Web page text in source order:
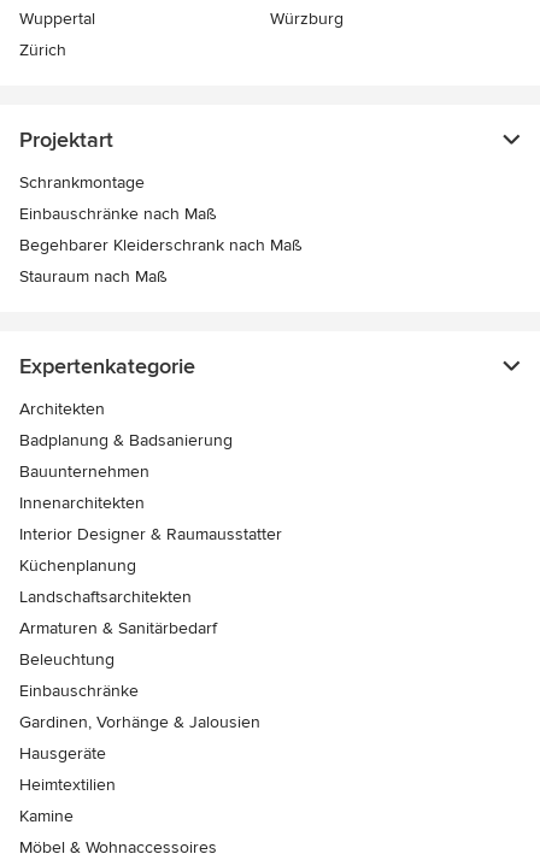
Wuppertal
Würzburg
Zürich
Projektart
Schrankmontage
Einbauschränke nach Maß
Begehbarer Kleiderschrank nach Maß
Stauraum nach Maß
Expertenkategorie
Architekten
Badplanung & Badsanierung
Bauunternehmen
Innenarchitekten
Interior Designer & Raumausstatter
Küchenplanung
Landschaftsarchitekten
Armaturen & Sanitärbedarf
Beleuchtung
Einbauschränke
Gardinen, Vorhänge & Jalousien
Hausgeräte
Heimtextilien
Kamine
Möbel & Wohnaccessoires